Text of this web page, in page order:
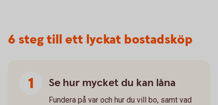
6 steg till ett lyckat bostadsköp
Se hur mycket du kan låna
Fundera på var och hur du vill bo, samt vad